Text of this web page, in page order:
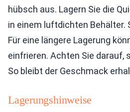
hübsch aus. Lagern Sie die
in einem luftdichten Behälter.
Für eine längere Lagerung
einfrieren. Achten Sie darauf,
So bleibt der Geschmack
Lagerungshinweise